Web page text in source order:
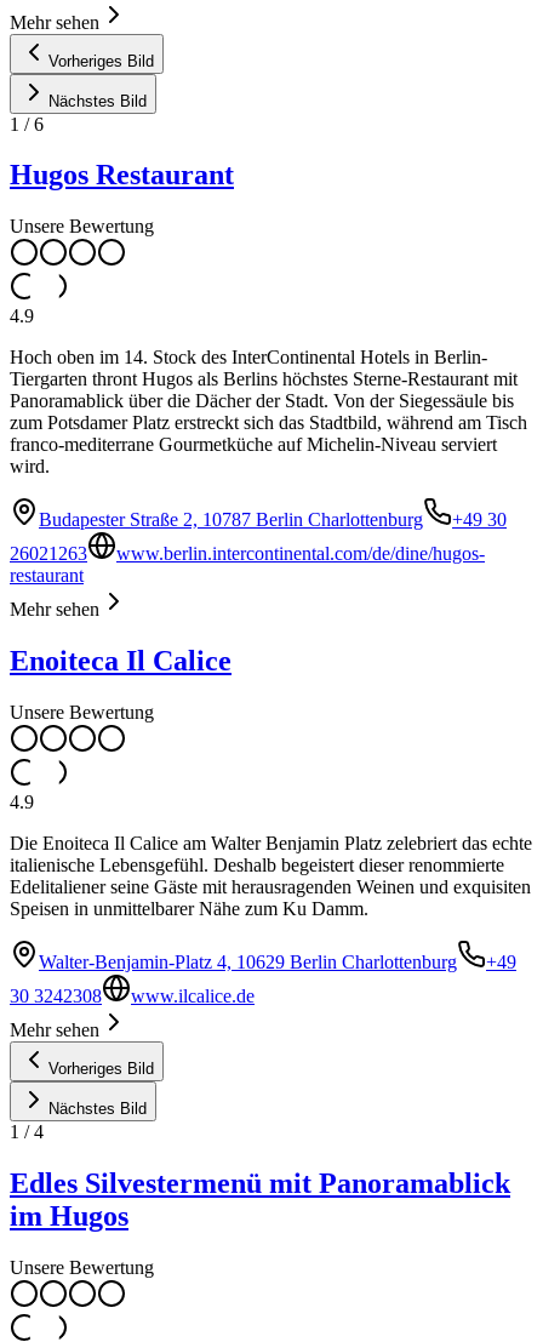
Mehr sehen
Vorheriges Bild
Nächstes Bild
1 /6
Hugos Restaurant
Unsere Bewertung
4.9
Hoch oben im 14. Stock des InterContinental Hotels in Berlin-
Tiergarten thront Hugos als Berlins höchstes Sterne-Restaurant mit
Panoramablick über die Dächer der Stadt. Von der Siegessäule bis
zum Potsdamer Platz erstreckt sich das Stadtbild, während am Tisch
franco-mediterrane Gourmetküche auf Michelin-Niveau serviert
wird.
Budapester Straße 2, 10787 Berlin Charlottenburg
+49 30
26021263
www.berlin.intercontinental.com/de/dine/hugos-
restaurant
Mehr sehen
Enoiteca Il Calice
Unsere Bewertung
4.9
Die Enoiteca Il Calice am Walter Benjamin Platz zelebriert das echte
italienische Lebensgefühl. Deshalb begeistert dieser renommierte
Edelitaliener seine Gäste mit herausragenden Weinen und exquisiten
Speisen in unmittelbarer Nähe zum Ku Damm.
Walter-Benjamin-Platz 4, 10629 Berlin Charlottenburg
+49
30 3242308
www.ilcalice.de
Mehr sehen
Vorheriges Bild
Nächstes Bild
1 /4
Edles Silvestermenü mit Panoramablick
im Hugos
Unsere Bewertung